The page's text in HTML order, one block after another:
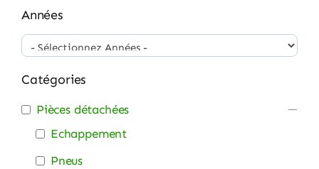
Années
Catégories
Pièces détachées
Echappement
Pneus